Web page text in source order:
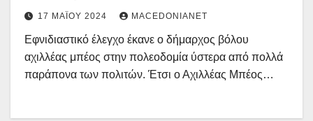
17 ΜΑΪ́ΟΥ 2024 MACEDONIANET
Εφνιδιαστικό έλεγχο έκανε ο δήμαρχος βόλου
αχιλλέας μπέος στην πολεοδομία ύστερα από πολλά
παράπονα των πολιτών. Έτσι ο Αχιλλέας Μπέος…